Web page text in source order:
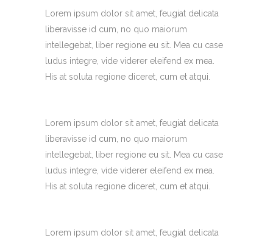
Lorem ipsum dolor sit amet, feugiat delicata
liberavisse id cum, no quo maiorum
intellegebat, liber regione eu sit. Mea cu case
ludus integre, vide viderer eleifend ex mea.
His at soluta regione diceret, cum et atqui.
Lorem ipsum dolor sit amet, feugiat delicata
liberavisse id cum, no quo maiorum
intellegebat, liber regione eu sit. Mea cu case
ludus integre, vide viderer eleifend ex mea.
His at soluta regione diceret, cum et atqui.
Lorem ipsum dolor sit amet, feugiat delicata